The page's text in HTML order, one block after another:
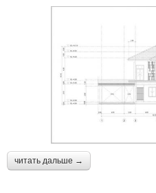
читать дальше →